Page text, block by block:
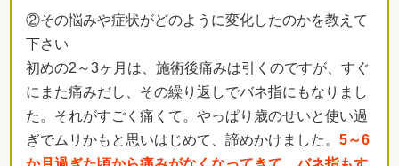
②その悩みや症状がどのように変化したのかを教えて
下さい
初めの2～3ヶ月は、施術後痛みは引くのですが、すぐ
にまた痛みだし、その繰り返しでバネ指にもなりまし
た。それがすごく痛くて。やっぱり歳のせいと使い過
ぎでムリかもと思いはじめて、諦めかけました。 5～6